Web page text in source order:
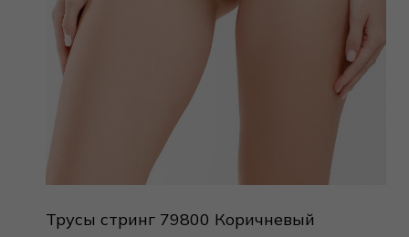
Трусы стринг 79800 Коричневый